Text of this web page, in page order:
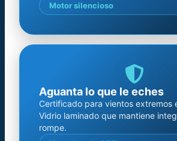
Motor silencioso
Aguanta lo que le eches
Certificado para vientos extremos
Vidrio laminado que mantiene
rompe.